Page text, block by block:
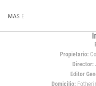
MAS E
Propietario:
Director:
Editor
Domicilio: